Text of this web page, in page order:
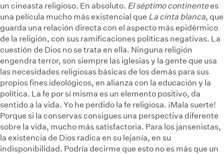
un cineasta religioso. En absoluto. El séptimo continentees
una película mucho más existencial que La cinta blanca, que
guarda una relación directa con el aspecto más epidérmico
de la religión, con sus ramificaciones políticas negativas. La
cuestión de Dios no se trata en ella. Ninguna religión
engendra terror, son siempre las iglesias y la gente que usa
las necesidades religiosas básicas de los demás para sus
propios fines ideológicos, en alianza con la educación y la
política. La fe por sí misma es un elemento positivo, da
sentido a la vida. Yo he perdido la fe religiosa. ¡Mala suerte!
Porque si la conservas consigues una perspectiva diferente
sobre la vida, mucho más satisfactoria. Para los jansenistas,
la existencia de Dios radica en su lejanía, en su
indisponibilidad. Podría decirme que esto no es más que un